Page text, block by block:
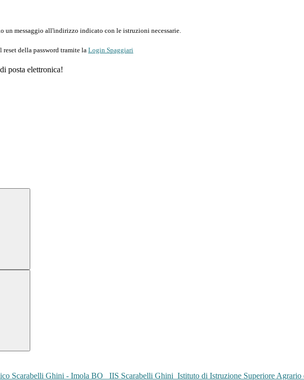
un messaggio all'indirizzo indicato con le istruzioni necessarie.
della password tramite la Login Spaggiari
posta elettronica!
IIS Scarabelli Ghini Istituto di Istruzione Superiore